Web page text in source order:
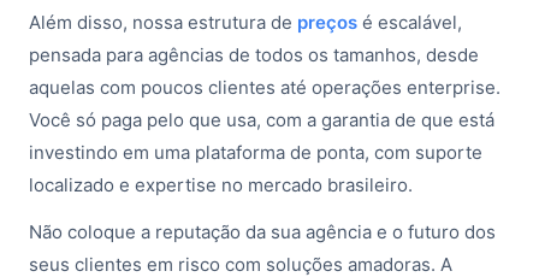
Além disso, nossa estrutura de preços é escalável,
pensada para agências de todos os tamanhos, desde
aquelas com poucos clientes até operações enterprise.
Você só paga pelo que usa, com a garantia de que está
investindo em uma plataforma de ponta, com suporte
localizado e expertise no mercado brasileiro.
Não coloque a reputação da sua agência e o futuro dos
seus clientes em risco com soluções amadoras. A